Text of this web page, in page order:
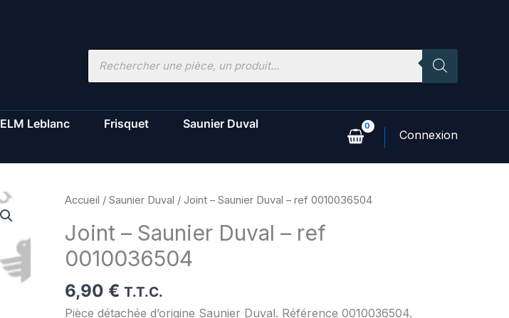
Recherche
ELM Leblanc Frisquet
Saunier Duval
Accueil / Saunier Duval / Joint – Saunier Duval – ref 0010036504
Joint – Saunier Duval – ref
0010036504
6,90 € T.T.C.
Pièce détachée d’origine Saunier Duval. Référence 0010036504.
quantité
Joint
-
Saunier
Duval
-